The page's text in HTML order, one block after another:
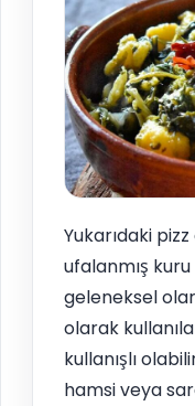
Yukarıdaki
ufalanmış
geleneksel
olarak
kullanışlı
hamsi veya